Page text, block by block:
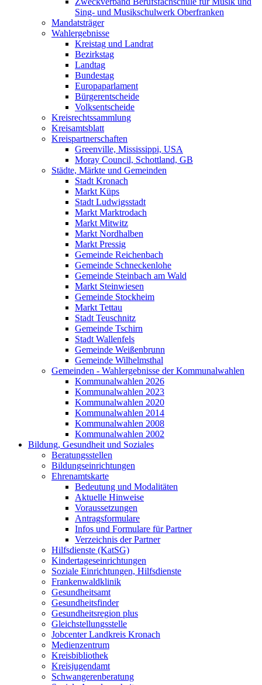
Sing- und Musikschulwerk Oberfranken
Mandatsträger
Wahlergebnisse
Kreistag und Landrat
Bezirkstag
Landtag
Bundestag
Europaparlament
Bürgerentscheide
Volksentscheide
Kreisrechtssammlung
Kreisamtsblatt
Kreispartnerschaften
Greenville, Mississippi, USA
Moray Council, Schottland, GB
Städte, Märkte und Gemeinden
Stadt Kronach
Markt Küps
Stadt Ludwigsstadt
Markt Marktrodach
Markt Mitwitz
Markt Nordhalben
Markt Pressig
Gemeinde Reichenbach
Gemeinde Schneckenlohe
Gemeinde Steinbach am Wald
Markt Steinwiesen
Gemeinde Stockheim
Markt Tettau
Stadt Teuschnitz
Gemeinde Tschirn
Stadt Wallenfels
Gemeinde Weißenbrunn
Gemeinde Wilhelmsthal
Gemeinden - Wahlergebnisse der Kommunalwahlen
Kommunalwahlen 2026
Kommunalwahlen 2023
Kommunalwahlen 2020
Kommunalwahlen 2014
Kommunalwahlen 2008
Kommunalwahlen 2002
Bildung, Gesundheit und Soziales
Beratungsstellen
Bildungseinrichtungen
Ehrenamtskarte
Bedeutung und Modalitäten
Aktuelle Hinweise
Voraussetzungen
Antragsformulare
Infos und Formulare für Partner
Verzeichnis der Partner
Hilfsdienste (KatSG)
Kindertageseinrichtungen
Soziale Einrichtungen, Hilfsdienste
Frankenwaldklinik
Gesundheitsamt
Gesundheitsfinder
Gesundheitsregion plus
Gleichstellungsstelle
Jobcenter Landkreis Kronach
Medienzentrum
Kreisbibliothek
Kreisjugendamt
Schwangerenberatung